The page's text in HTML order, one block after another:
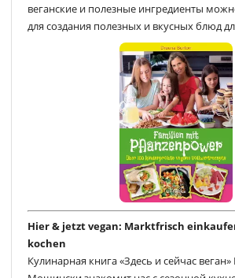
веганские и полезные ингредиенты
для создания полезных и вкусных блюд
Hier & jetzt vegan: Marktfrisch
kochen
Кулинарная книга «Здесь и сейчас